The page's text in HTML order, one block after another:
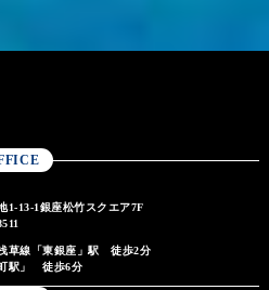
1-13-1銀座松竹スクエア7F
草線「東銀座」駅 徒歩2分
駅」 徒歩6分